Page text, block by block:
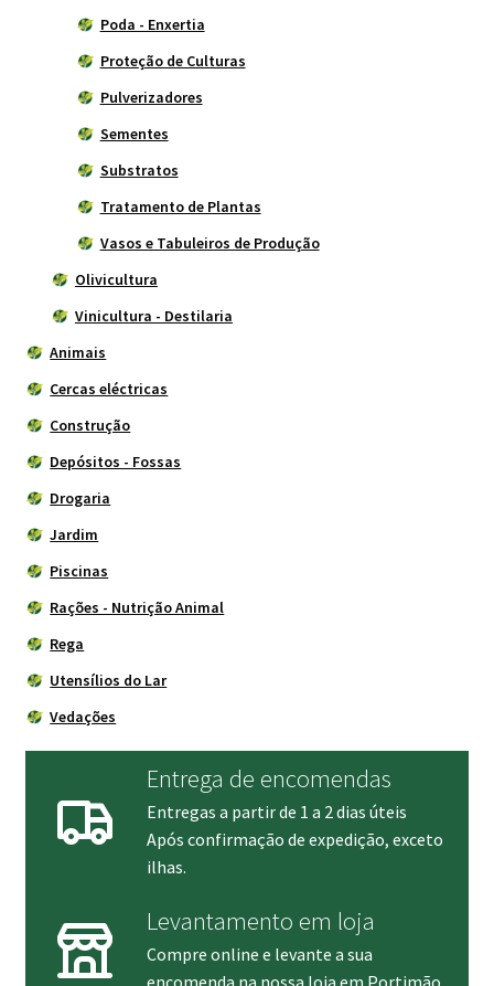
Poda - Enxertia
Proteção de Culturas
Pulverizadores
Sementes
Substratos
Tratamento de Plantas
Vasos e Tabuleiros de Produção
Olivicultura
Vinicultura - Destilaria
Animais
Cercas eléctricas
Construção
Depósitos - Fossas
Drogaria
Jardim
Piscinas
Rações - Nutrição Animal
Rega
Utensílios do Lar
Vedações
Entrega de encomendas
Entregas a partir de 1 a 2 dias úteis
Após confirmação de expedição, exceto
ilhas.
Levantamento em loja
Compre online e levante a sua